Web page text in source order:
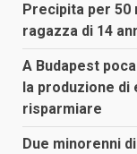
Precipita per 50
ragazza di 14
A Budapest
la produzione
risparmiare
Due minorenni